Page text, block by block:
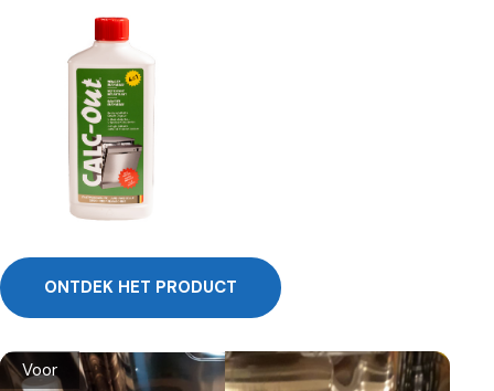
Voor
ONTDEK HET PRODUCT